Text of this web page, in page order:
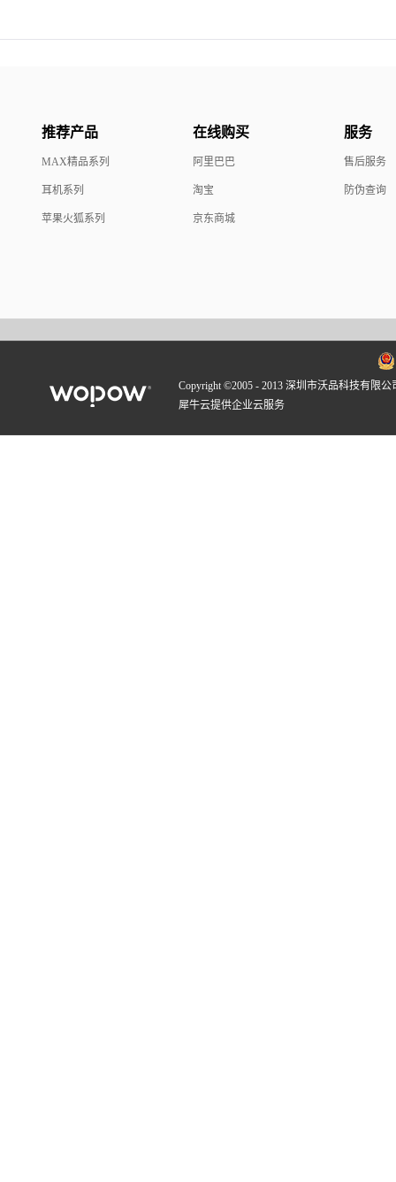
推荐产品
MAX精品系列
耳机系列
苹果火狐系列
在线购买
阿里巴巴
淘宝
京东商城
服务
售后服务
防伪查询
Copyright ©2005 - 2013 深圳市沃品科技有限公
犀牛云提供企业云服务